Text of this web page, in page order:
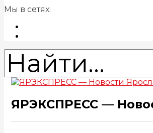
Мы в сетях:
ЯРЭКСПРЕСС —